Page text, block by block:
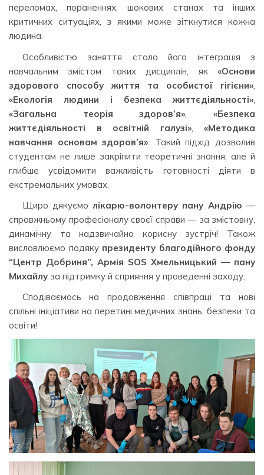
переломах, пораненнях, шокових станах та інших
критичних ситуаціях, з якими може зіткнутися кожна
людина.
Особливістю заняття стала його інтеграція з
навчальним змістом таких дисциплін, як «Основи
здорового способу життя та особистої гігієни»
«Екологія людини і безпека життєдіяльності»
«Загальна теорія здоров’я» ,«Безпека
життєдіяльності в освітній галузі», «Методика
навчання основам здоров’я» . Такий підхід дозволив
студентам не лише закріпити теоретичні знання, але й
глибше усвідомити важливість готовності діяти в
екстремальних умовах.
Щиро дякуємолікарю-волонтеру пану Андрію —
справжньому професіоналу своєї справи — за змістовну,
динамічну та надзвичайно корисну зустріч! Також
висловлюємо подяку президенту благодійного фонду
“Центр Добриня”, Армія SOS Хмельницький — пану
Михайлу за підтримку й сприяння у проведенні заходу.
Сподіваємось на продовження співпраці та нові
спільні ініціативи на перетині медичних знань, безпеки та
освіти!